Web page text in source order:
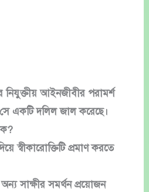
নিযুক্তীয় আইনজীবীর পরামর্শ
সে একটি দলিল জাল করেছে।
স্বীকারোক্তিটি প্রমাণ করতে
অন্য সাক্ষীর সমর্থন প্রয়োজন